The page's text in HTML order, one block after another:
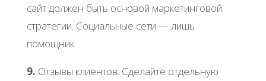
сайт должен быть основой маркетинговой
стратегии. Социальные сети — лишь
помощник.
9. Отзывы клиентов. Сделайте отдельную